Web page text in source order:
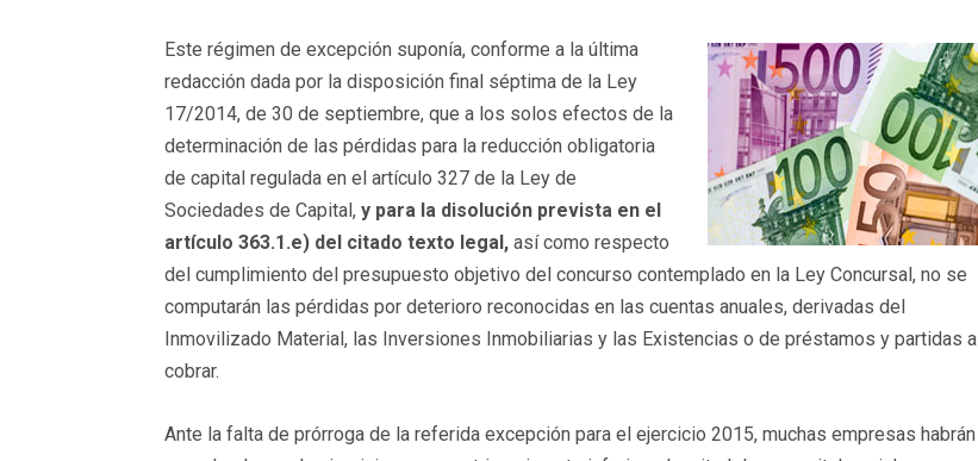
Este régimen de excepción suponía, conforme a la última
redacción dada por la disposición final séptima de la Ley
17/2014, de 30 de septiembre, que a los solos efectos de la
determinación de las pérdidas para la reducción obligatoria
de capital regulada en el artículo 327 de la Ley de
Sociedades de Capital, y para la disolución prevista en el
artículo 363.1.e) del citado texto legal, así como respecto
del cumplimiento del presupuesto objetivo del concurso contemplado en la Ley Concursal, no se
computarán las pérdidas por deterioro reconocidas en las cuentas anuales, derivadas del
Inmovilizado Material, las Inversiones Inmobiliarias y las Existencias o de préstamos y partidas a
cobrar.
Ante la falta de prórroga de la referida excepción para el ejercicio 2015, muchas empresas habrán